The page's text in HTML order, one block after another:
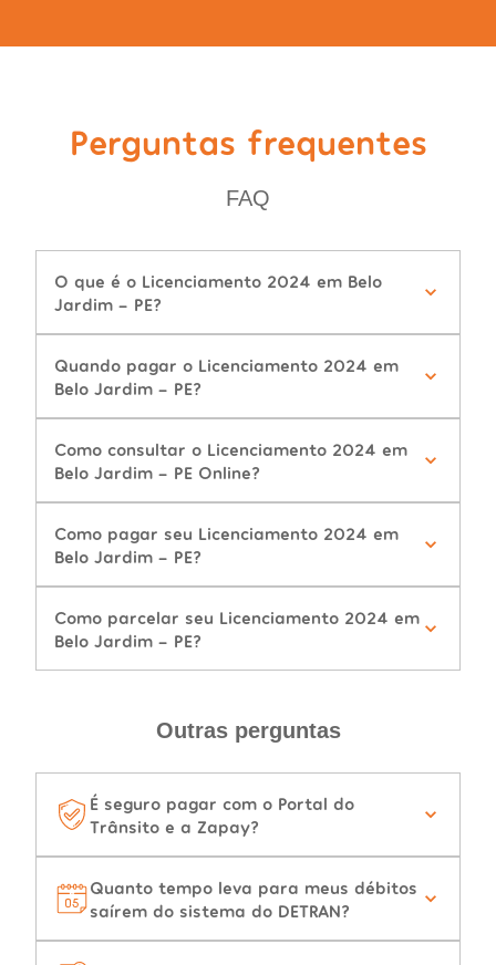
Perguntas frequentes
FAQ
O que é o Licenciamento 2024 em Belo
Jardim - PE?
Quando pagar o Licenciamento 2024 em
Belo Jardim - PE?
Como consultar o Licenciamento 2024 em
Belo Jardim - PE Online?
Como pagar seu Licenciamento 2024 em
Belo Jardim - PE?
Como parcelar seu Licenciamento 2024 em
Belo Jardim - PE?
Outras perguntas
É seguro pagar com o Portal do
Trânsito e a Zapay?
Quanto tempo leva para meus débitos
saírem do sistema do DETRAN?